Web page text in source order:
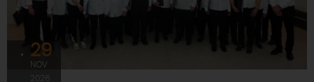
29
NOV
2026